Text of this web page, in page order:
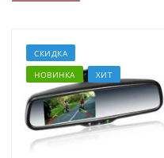
СКИДКА
НОВИНКА
ХИТ